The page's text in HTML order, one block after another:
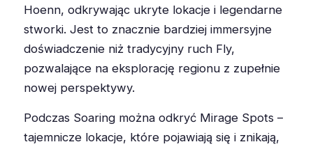
Hoenn, odkrywając ukryte lokacje i legendarne
stworki. Jest to znacznie bardziej immersyjne
doświadczenie niż tradycyjny ruch Fly,
pozwalające na eksplorację regionu z zupełnie
nowej perspektywy.
Podczas Soaring można odkryć Mirage Spots –
tajemnicze lokacje, które pojawiają się i znikają,